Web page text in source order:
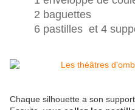
2 baguettes
6 pastilles et 4
Chaque silhouette a son